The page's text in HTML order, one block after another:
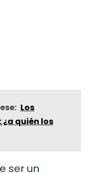
Los
quién los
ser un